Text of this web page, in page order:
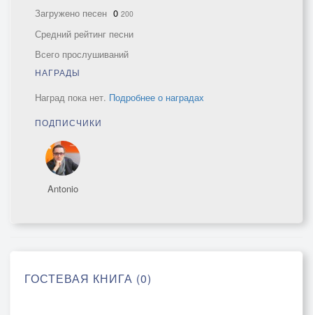
Загружено песен 0 200
Средний рейтинг песни
Всего прослушиваний
НАГРАДЫ
Наград пока нет. Подробнее о наградах
ПОДПИСЧИКИ
Antonio
ГОСТЕВАЯ КНИГА (0)